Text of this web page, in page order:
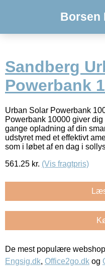
Borsen
Sandberg
Powerbank
Urban Solar Powerbank
Powerbank 10000 giver
gange opladning af din
udstyret med et effektivt
som i løbet af en dag i
561.25 kr. (Vis fragtpris)
De mest populære
Engsig.dk, Office2go.dk og